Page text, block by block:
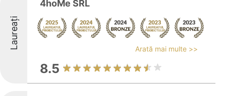
Laureați
4hoMe SRL
Arată mai multe >>
8.5